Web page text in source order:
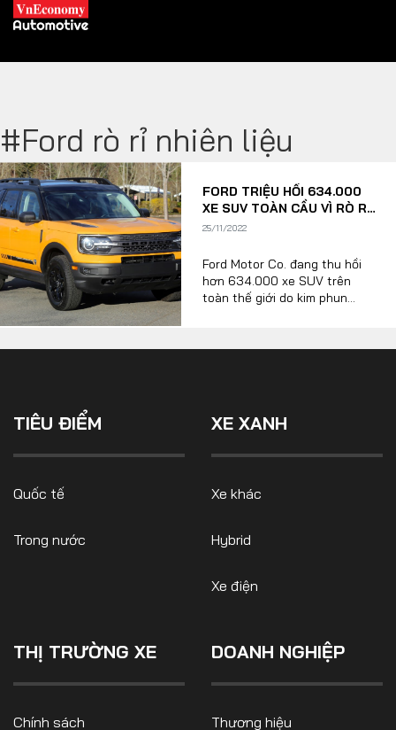
Trang chủ
Tiêu điểm
XE XANH
Xe khác
Hybrid
Xe điện
THỊ TRƯỜNG XE
Số liệu thị trường
MULTIMEDIA
Infographics
TRA CỨU XE
#Ford rò rỉ nhiên liệu
FORD TRIỆU HỒI 634.000
XE SUV TOÀN CẦU VÌ RÒ RỈ
NHIÊN LIỆU VÀ NGUY CƠ
25/11/2022
Ford Motor Co. đang thu hồi
hơn 634.000 xe SUV trên
toàn thế giới do kim phun
vào động cơ đang nóng và có
TIÊU ĐIỂM
Quốc tế
Trong nước
XE XANH
Xe khác
Hybrid
Xe điện
THỊ TRƯỜNG XE
Chính sách
DOANH NGHIỆP
Thương hiệu